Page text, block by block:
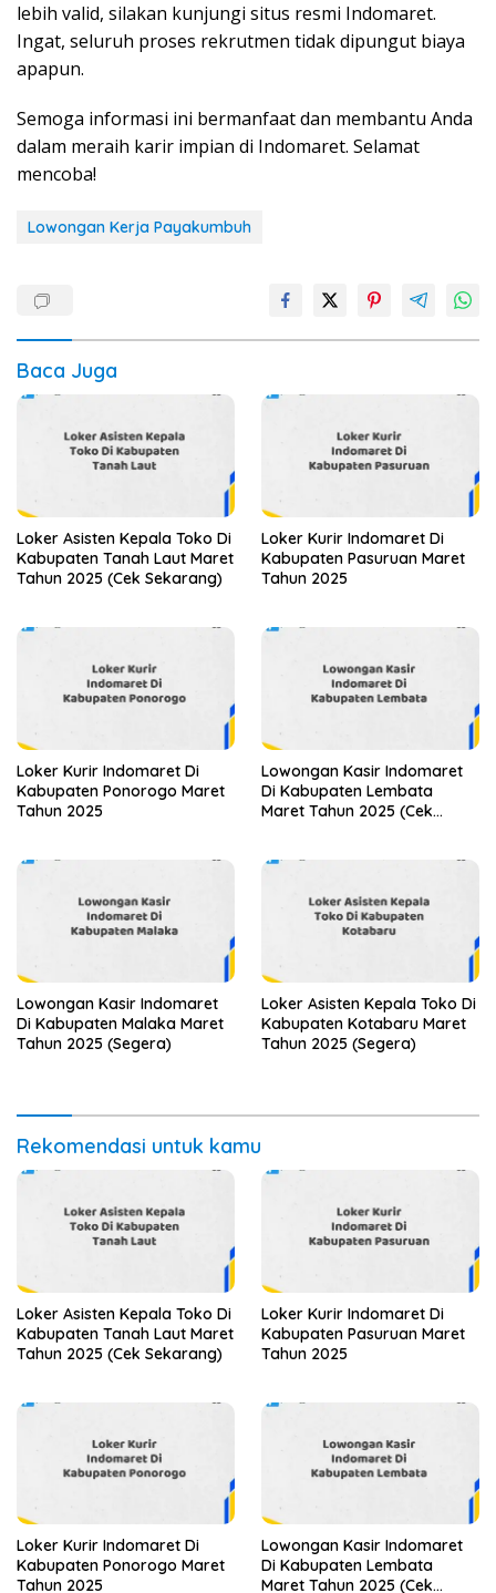
lebih valid, silakan kunjungi situs resmi Indomaret.
Ingat, seluruh proses rekrutmen tidak dipungut biaya
apapun.
Semoga informasi ini bermanfaat dan membantu Anda
dalam meraih karir impian di Indomaret. Selamat
mencoba!
Lowongan Kerja Payakumbuh
Baca Juga
Loker Asisten Kepala Toko Di
Kabupaten Tanah Laut Maret
Tahun 2025 (Cek Sekarang)
Loker Kurir Indomaret Di
Kabupaten Pasuruan Maret
Tahun 2025
Loker Kurir Indomaret Di
Kabupaten Ponorogo Maret
Tahun 2025
Lowongan Kasir Indomaret
Di Kabupaten Lembata
Maret Tahun 2025 (Cek
Lowongan Kasir Indomaret
Di Kabupaten Malaka Maret
Tahun 2025 (Segera)
Loker Asisten Kepala Toko Di
Kabupaten Kotabaru Maret
Tahun 2025 (Segera)
Rekomendasi untuk kamu
Loker Asisten Kepala Toko Di
Kabupaten Tanah Laut Maret
Tahun 2025 (Cek Sekarang)
Loker Kurir Indomaret Di
Kabupaten Pasuruan Maret
Tahun 2025
Loker Kurir Indomaret Di
Kabupaten Ponorogo Maret
Tahun 2025
Lowongan Kasir Indomaret
Di Kabupaten Lembata
Maret Tahun 2025 (Cek